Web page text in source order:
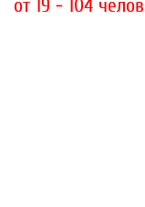
от 19 - 104